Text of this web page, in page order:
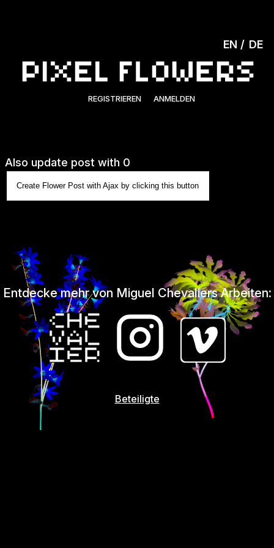
REGISTRIEREN ANMELDEN
EN DE
Also update post with 0
Create Flower Post with Ajax by clicking this button
Entdecke mehr von Miguel Chevaliers Arbeiten:
Beteiligte